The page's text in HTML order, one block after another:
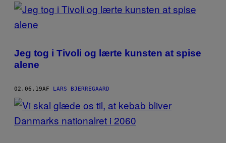
POSTS
BY
THIS
AUTHOR
Jeg tog i Tivoli og lærte kunsten at spise
alene
02.06.19AF LARS BJERREGAARD